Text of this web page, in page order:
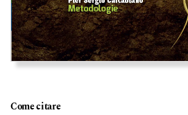
Come citare